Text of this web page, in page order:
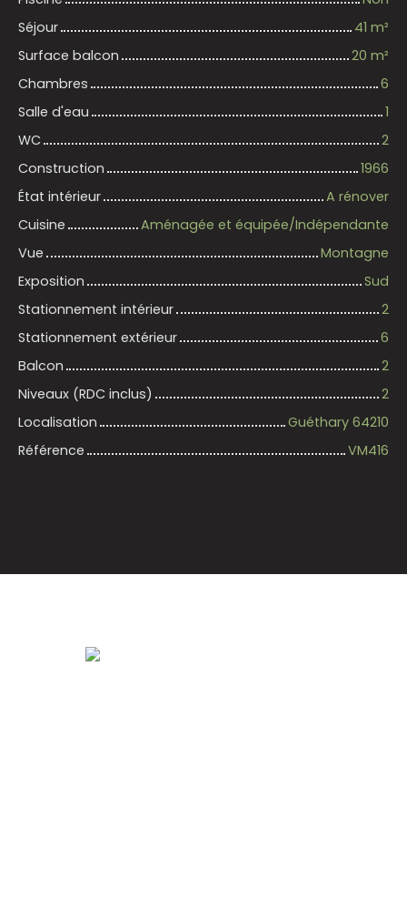
Séjour
41 m²
Surface balcon
20 m²
Chambres
6
Salle d'eau
1
WC
2
Construction
1966
État intérieur
A rénover
Cuisine
Aménagée et équipée/Indépendante
Vue
Montagne
Exposition
Sud
Stationnement intérieur
2
Stationnement extérieur
6
Balcon
2
Niveaux (RDC inclus)
2
Localisation
Guéthary 64210
Référence
VM416